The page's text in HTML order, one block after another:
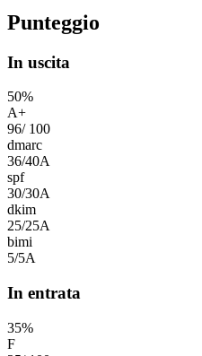
Punteggio
In uscita
50%
A+
96/ 100
dmarc
36/40A
spf
30/30A
dkim
25/25A
bimi
5/5A
In entrata
35%
F